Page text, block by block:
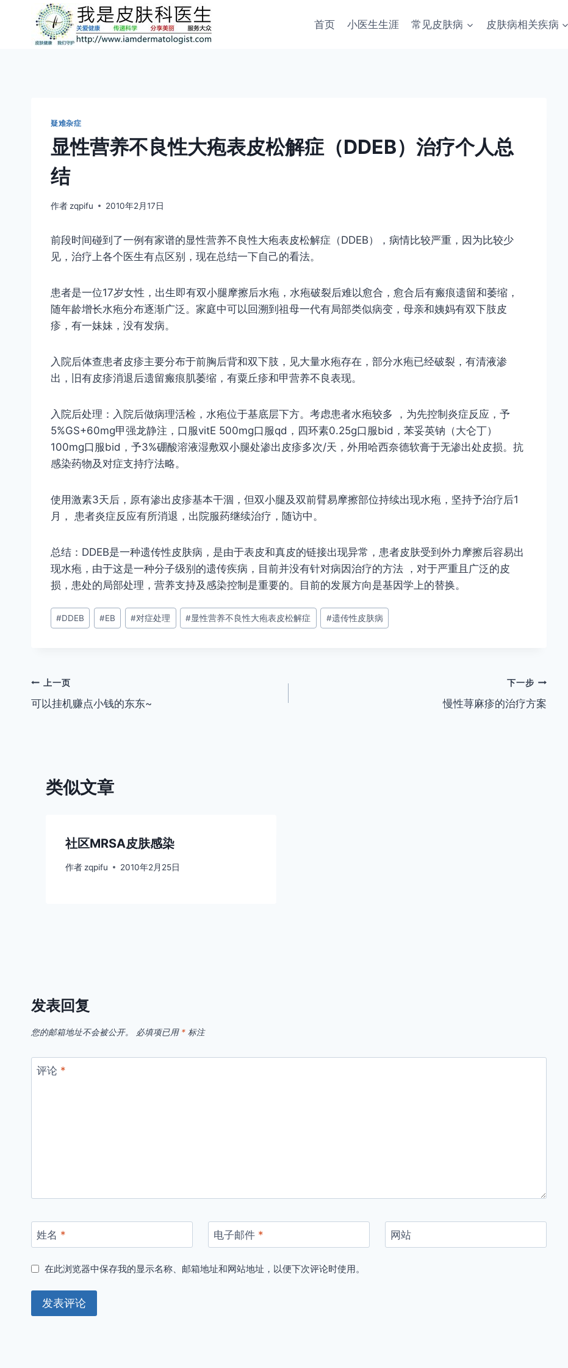
首页 小医生生涯 常见皮肤病 皮肤病相关疾病
疑难杂症
显性营养不良性大疱表皮松解症（DDEB）治疗个人总
结
作者 zqpifu 2010年2月17日
前段时间碰到了一例有家谱的显性营养不良性大疱表皮松解症（DDEB），病情比较严重，因为比较少
见，治疗上各个医生有点区别，现在总结一下自己的看法。
患者是一位17岁女性，出生即有双小腿摩擦后水疱，水疱破裂后难以愈合，愈合后有瘢痕遗留和萎缩，
随年龄增长水疱分布逐渐广泛。家庭中可以回溯到祖母一代有局部类似病变，母亲和姨妈有双下肢皮
疹，有一妹妹，没有发病。
入院后体查患者皮疹主要分布于前胸后背和双下肢，见大量水疱存在，部分水疱已经破裂，有清液渗
出，旧有皮疹消退后遗留瘢痕肌萎缩，有粟丘疹和甲营养不良表现。
入院后处理：入院后做病理活检，水疱位于基底层下方。考虑患者水疱较多 ，为先控制炎症反应，予
5%GS+60mg甲强龙静注，口服vitE 500mg口服qd，四环素0.25g口服bid，苯妥英钠（大仑丁）
100mg口服bid，予3%硼酸溶液湿敷双小腿处渗出皮疹多次/天，外用哈西奈德软膏于无渗出处皮损。抗
感染药物及对症支持疗法略。
使用激素3天后，原有渗出皮疹基本干涸，但双小腿及双前臂易摩擦部位持续出现水疱，坚持予治疗后1
月， 患者炎症反应有所消退，出院服药继续治疗，随访中。
总结：DDEB是一种遗传性皮肤病，是由于表皮和真皮的链接出现异常，患者皮肤受到外力摩擦后容易出
现水疱，由于这是一种分子级别的遗传疾病，目前并没有针对病因治疗的方法 ，对于严重且广泛的皮
损，患处的局部处理，营养支持及感染控制是重要的。目前的发展方向是基因学上的替换。
文
章
#DDEB #EB #对症处理 #显性营养不良性大疱表皮松解症 #遗传性皮肤病
文
章
上一页
可以挂机赚点小钱的东东~
下一步
慢性荨麻疹的治疗方案
类似文章
社区MRSA皮肤感染
作者 zqpifu 2010年2月25日
发表回复
您的邮箱地址不会被公开。 必填项已用 * 标注
评论 *
姓名 * 电子邮件 * 网站
在此浏览器中保存我的显示名称、邮箱地址和网站地址，以便下次评论时使用。